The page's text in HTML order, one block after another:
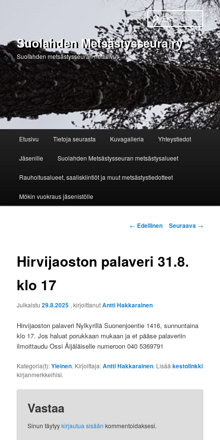
Suolahden Metsästysseura ry
Suolahden metsästysseuran nettisivut
Etsi
Siirry
sisältöön
Etusivu Tietoja seurasta Kuvagalleria Yhteystiedot
Jäsenille Suolahden Metsästysseuran metsästysalueet
Rauhoitusalueet, saaliskiintiöt ja muut metsästystiedotteet
Mökin vuokraus jäsenistölle
Artikkelien
← Edellinen Seuraava →
Hirvijaoston palaveri 31.8.
klo 17
Julkaistu29.8.2025 , kirjoittanutAntti Hakkarainen
Hirvijaoston palaveri Nylkyrillä Suonenjoentie 1416, sunnuntaina
klo 17. Jos haluat porukkaan mukaan ja et pääse palaveriin
ilmoittaudu Ossi Äijäläiselle numeroon 040 5369791
Kategoria(t):Yleinen. Kirjoittaja:Antti Hakkarainen. Lisääkestolinkki
kirjanmerkkeihisi.
Vastaa
Sinun täytyykirjautua sisään kommentoidaksesi.